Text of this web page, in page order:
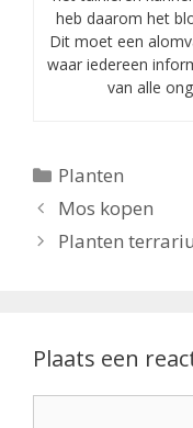
heb daarom het
Dit moet een
waar iedereen
van alle
Categorieën
Planten
Mos kopen
Planten
Plaats een